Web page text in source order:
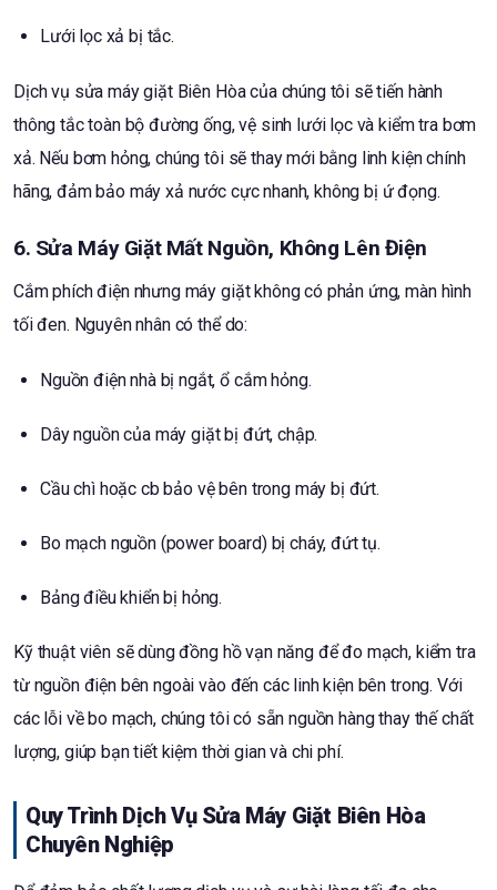
Lưới lọc xả bị tắc.
Dịch vụ sửa máy giặt Biên Hòa của chúng tôi sẽ tiến hành
thông tắc toàn bộ đường ống, vệ sinh lưới lọc và kiểm tra bơm
xả. Nếu bơm hỏng, chúng tôi sẽ thay mới bằng linh kiện chính
hãng, đảm bảo máy xả nước cực nhanh, không bị ứ đọng.
6. Sửa Máy Giặt Mất Nguồn, Không Lên Điện
Cắm phích điện nhưng máy giặt không có phản ứng, màn hình
tối đen. Nguyên nhân có thể do:
Nguồn điện nhà bị ngắt, ổ cắm hỏng.
Dây nguồn của máy giặt bị đứt, chập.
Cầu chì hoặc cb bảo vệ bên trong máy bị đứt.
Bo mạch nguồn (power board) bị cháy, đứt tụ.
Bảng điều khiển bị hỏng.
Kỹ thuật viên sẽ dùng đồng hồ vạn năng để đo mạch, kiểm tra
từ nguồn điện bên ngoài vào đến các linh kiện bên trong. Với
các lỗi về bo mạch, chúng tôi có sẵn nguồn hàng thay thế chất
lượng, giúp bạn tiết kiệm thời gian và chi phí.
Quy Trình Dịch Vụ Sửa Máy Giặt Biên Hòa
Chuyên Nghiệp